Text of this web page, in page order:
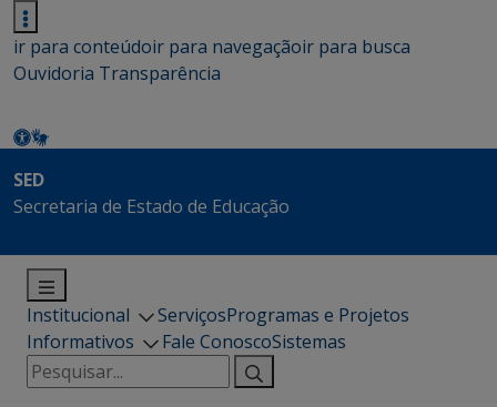
ir para conteúdoir para navegaçãoir para busca
Ouvidoria Transparência
SED
Secretaria de Estado de Educação
Institucional ServiçosProgramas e Projetos
Informativos
Fale ConoscoSistemas
Pesquisar
por: